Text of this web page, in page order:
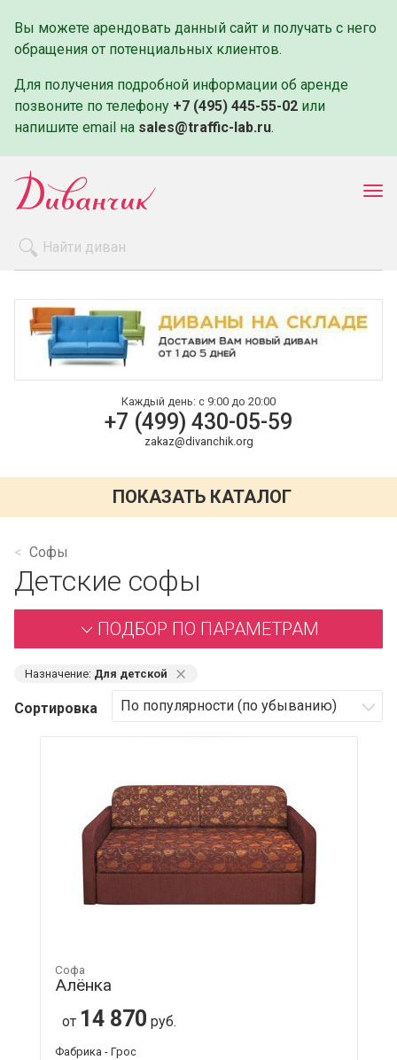
Вы можете арендовать данный сайт и получать с него
обращения от потенциальных клиентов.
Для получения подробной информации об аренде
позвоните по телефону +7 (495) 445-55-02 или
напишите email на sales@traffic-lab.ru.
Оплата и доставка
Контакты
Каждый день: с 9:00 до 20:00
+7 (499) 430-05-59
zakaz@divanchik.org
ПОКАЗАТЬ КАТАЛОГ
Софы
Детские софы
ПОДБОР ПО ПАРАМЕТРАМ
Назначение: Для детской ⨯
Сортировка
Софа
Алёнка
от 14 870 руб.
Фабрика - Грос